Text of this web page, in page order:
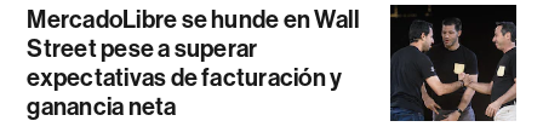
MercadoLibre se hunde en Wall
Street pese a superar
expectativas de facturación y
ganancia neta